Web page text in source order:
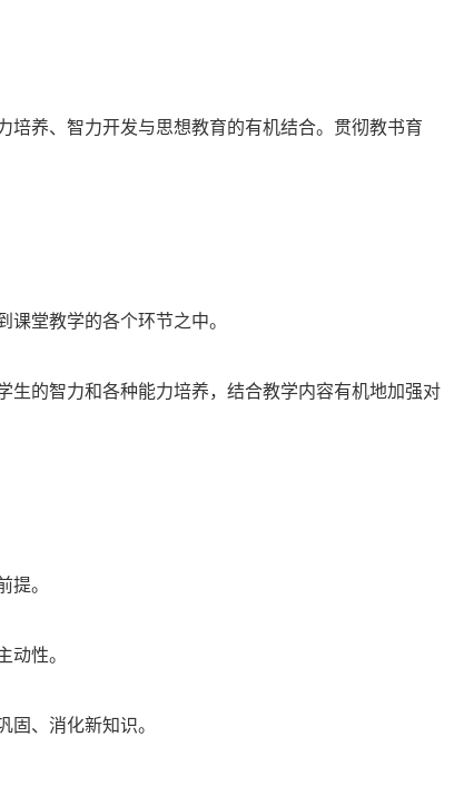
养、智力开发与思想教育的有机结合。贯彻教书育
堂教学的各个环节之中。
生的智力和各种能力培养，结合教学内容有机地加强对
提。
动性。
、消化新知识。